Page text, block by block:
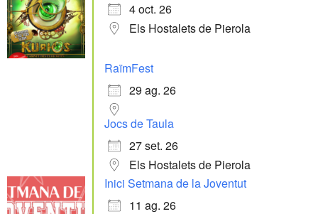
4 oct. 26
Els Hostalets de Pierola
RaïmFest
29 ag. 26
Jocs de Taula
27 set. 26
Els Hostalets de Pierola
Inici Setmana de la Joventut
11 ag. 26